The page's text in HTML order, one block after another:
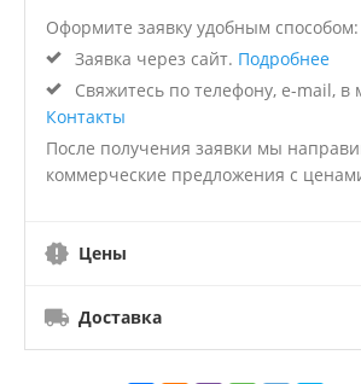
Оформите заявку удобным способом:
Заявка через сайт. Подробнее
Свяжитесь по телефону, e-mail, в
Контакты
После получения заявки мы
коммерческие предложения с
Цены
Доставка